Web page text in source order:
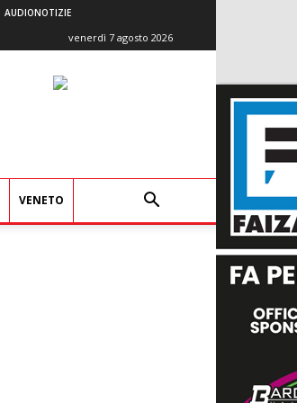
AUDIONOTIZIE
venerdì 7 agosto 2026
VENETO